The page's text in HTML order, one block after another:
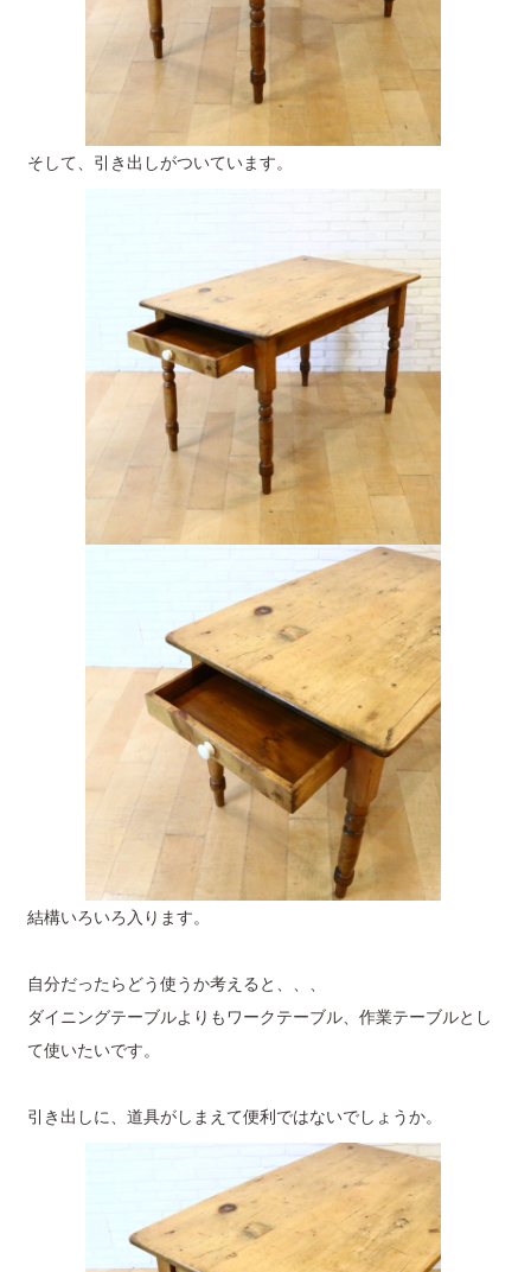
そして、引き出しがついています。
結構いろいろ入ります。
自分だったらどう使うか考えると、、、
ダイニングテーブルよりもワークテーブル、作業テーブルとし
て使いたいです。
引き出しに、道具がしまえて便利ではないでしょうか。